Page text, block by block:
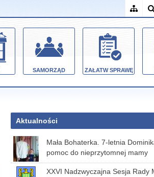
SAMORZĄD ZAŁATW SPRAWĘ
Aktualności
Mała Bohaterka. 7-letnia
pomoc do nieprzytomnej mamy
XXVI Nadzwyczajna Sesja Rady